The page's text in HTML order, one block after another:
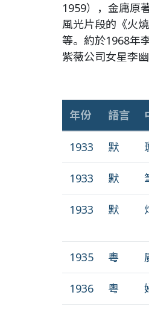
1959），金庸原
風光片段的《火
等。約於1968年
紫薇公司女星李幽
年份 語言
1933 默
1933 默
1933 默
1935 粵
1936 粵